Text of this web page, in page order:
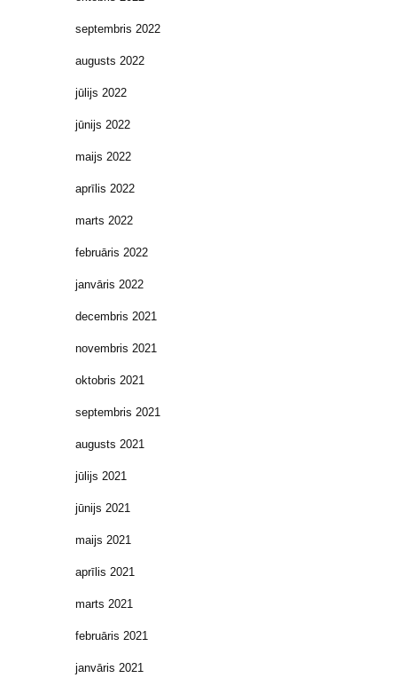
septembris 2022
augusts 2022
jūlijs 2022
jūnijs 2022
maijs 2022
aprīlis 2022
marts 2022
februāris 2022
janvāris 2022
decembris 2021
novembris 2021
oktobris 2021
septembris 2021
augusts 2021
jūlijs 2021
jūnijs 2021
maijs 2021
aprīlis 2021
marts 2021
februāris 2021
janvāris 2021